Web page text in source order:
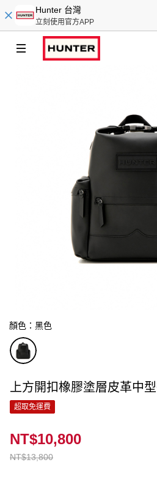
Hunter 台灣
立刻使用官方APP
顏色：黑色
上方開扣橡膠塗層皮革中
超取免運費
NT$13,800
NT$10,800